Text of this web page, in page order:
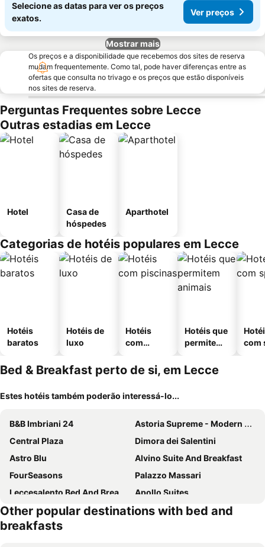
Selecione as datas para ver os preços
exatos.
Ver preços
Mostrar mais
Os preços e a disponibilidade que recebemos dos sites de reserva
mudam frequentemente. Como tal, pode haver diferenças entre as
ofertas que consulta no trivago e os preços que estão disponíveis
nos sites de reserva.
Perguntas Frequentes sobre Lecce
Outras estadias em Lecce
Hotel
Casa de
hóspedes
Aparthotel
Categorias de hotéis populares em Lecce
Hotéis
baratos
Hotéis de
luxo
Hotéis
com
Hotéis que
permitem
com
Bed & Breakfast perto de si, em Lecce
Estes hotéis também poderão interessá-lo...
B&B Imbriani 24
Astoria Supreme - Modern Boutique Suites
Central Plaza
Dimora dei Salentini
Astro Blu
Alvino Suite And Breakfast
FourSeasons
Palazzo Massari
Leccesalento Bed And Breakfast
Apollo Suites
B&B I sei volti Lecce
Dimora San Biagio Suites&Apartment
Palazzo Belsanti
Other popular destinations with bed and
breakfasts